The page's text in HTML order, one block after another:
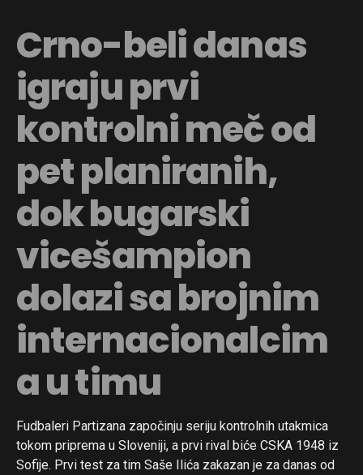
Crno-beli danas
igraju prvi
kontrolni meč od
pet planiranih,
dok bugarski
vicešampion
dolazi sa brojnim
internacionalcim
a u timu
Fudbaleri Partizana započinju seriju kontrolnih utakmica
tokom priprema u Sloveniji, a prvi rival biće CSKA 1948 iz
Sofije. Prvi test za tim Saše Ilića zakazan je za danas od